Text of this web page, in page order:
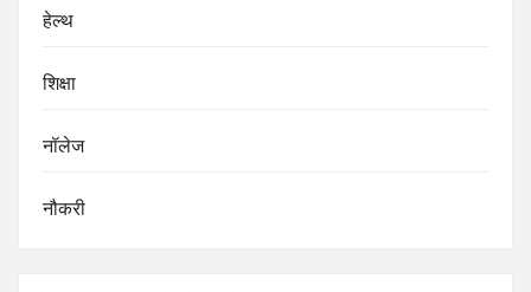
हेल्थ
शिक्षा
नॉलेज
नौकरी